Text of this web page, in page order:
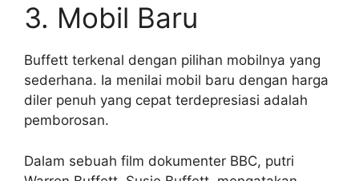
3. Mobil Baru
Buffett terkenal dengan pilihan mobilnya yang
sederhana. Ia menilai mobil baru dengan harga
diler penuh yang cepat terdepresiasi adalah
pemborosan.
Dalam sebuah film dokumenter BBC, putri